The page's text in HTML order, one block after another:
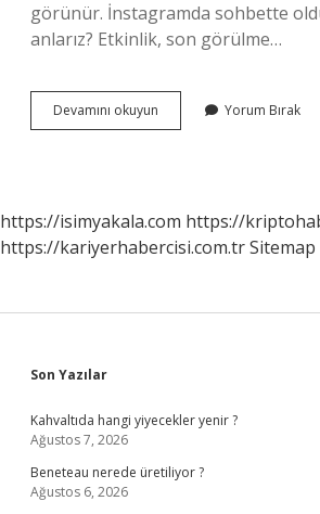
görünür. İnstagramda sohbette
anlarız? Etkinlik, son görülme…
Devamını okuyun Instagramda
Yeşil
Yorum Bırak
https://isimyakala.com https://
https://kariyerhabercisi.com.trSitemap
Sidebar
Son Yazılar
Kahvaltıda hangi yiyecekler yenir ?
Ağustos 7, 2026
Beneteau nerede üretiliyor ?
Ağustos 6, 2026